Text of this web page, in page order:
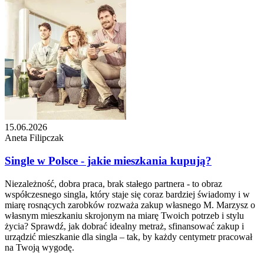
15.06.2026
Aneta Filipczak
Single w Polsce - jakie mieszkania kupują?
Niezależność, dobra praca, brak stałego partnera - to obraz
współczesnego singla, który staje się coraz bardziej świadomy i w
miarę rosnących zarobków rozważa zakup własnego M. Marzysz o
własnym mieszkaniu skrojonym na miarę Twoich potrzeb i stylu
życia? Sprawdź, jak dobrać idealny metraż, sfinansować zakup i
urządzić mieszkanie dla singla – tak, by każdy centymetr pracował
na Twoją wygodę.